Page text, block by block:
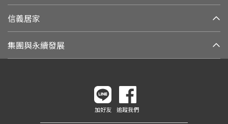
信義居家
集團與永續發展
加好友 追蹤我們